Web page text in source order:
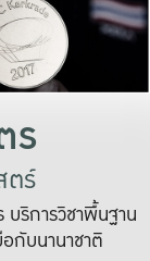
เปลี่ยนแปลง แล
เพื่อทำง
ระบบสารสนเทศ
ร
ตร์
ริการวิชาพื้นฐาน
กับนานาชาติ